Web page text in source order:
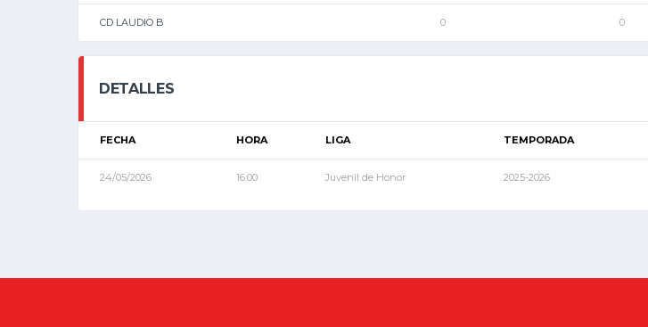
CD LAUDIO B 0 0
DETALLES
FECHA HORA LIGA TEMPORADA
24/05/2026 16:00 Juvenil de Honor 2025-2026